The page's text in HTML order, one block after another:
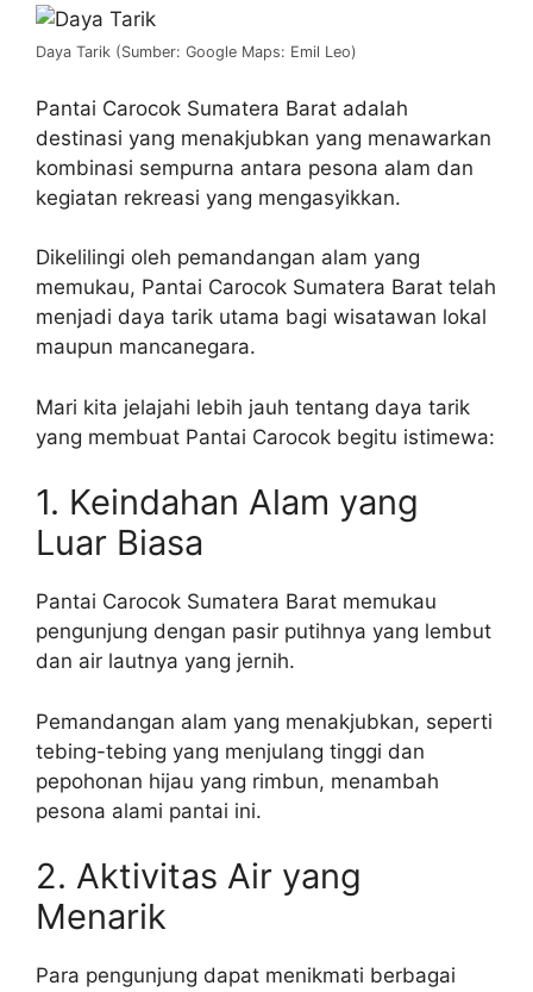
Daya Tarik (Sumber: Google Maps: Emil Leo)
Pantai Carocok Sumatera Barat adalah
destinasi yang menakjubkan yang menawarkan
kombinasi sempurna antara pesona alam dan
kegiatan rekreasi yang mengasyikkan.
Dikelilingi oleh pemandangan alam yang
memukau, Pantai Carocok Sumatera Barat telah
menjadi daya tarik utama bagi wisatawan lokal
maupun mancanegara.
Mari kita jelajahi lebih jauh tentang daya tarik
yang membuat Pantai Carocok begitu istimewa:
1. Keindahan Alam yang
Luar Biasa
Pantai Carocok Sumatera Barat memukau
pengunjung dengan pasir putihnya yang lembut
dan air lautnya yang jernih.
Pemandangan alam yang menakjubkan, seperti
tebing-tebing yang menjulang tinggi dan
pepohonan hijau yang rimbun, menambah
pesona alami pantai ini.
2. Aktivitas Air yang
Menarik
Para pengunjung dapat menikmati berbagai